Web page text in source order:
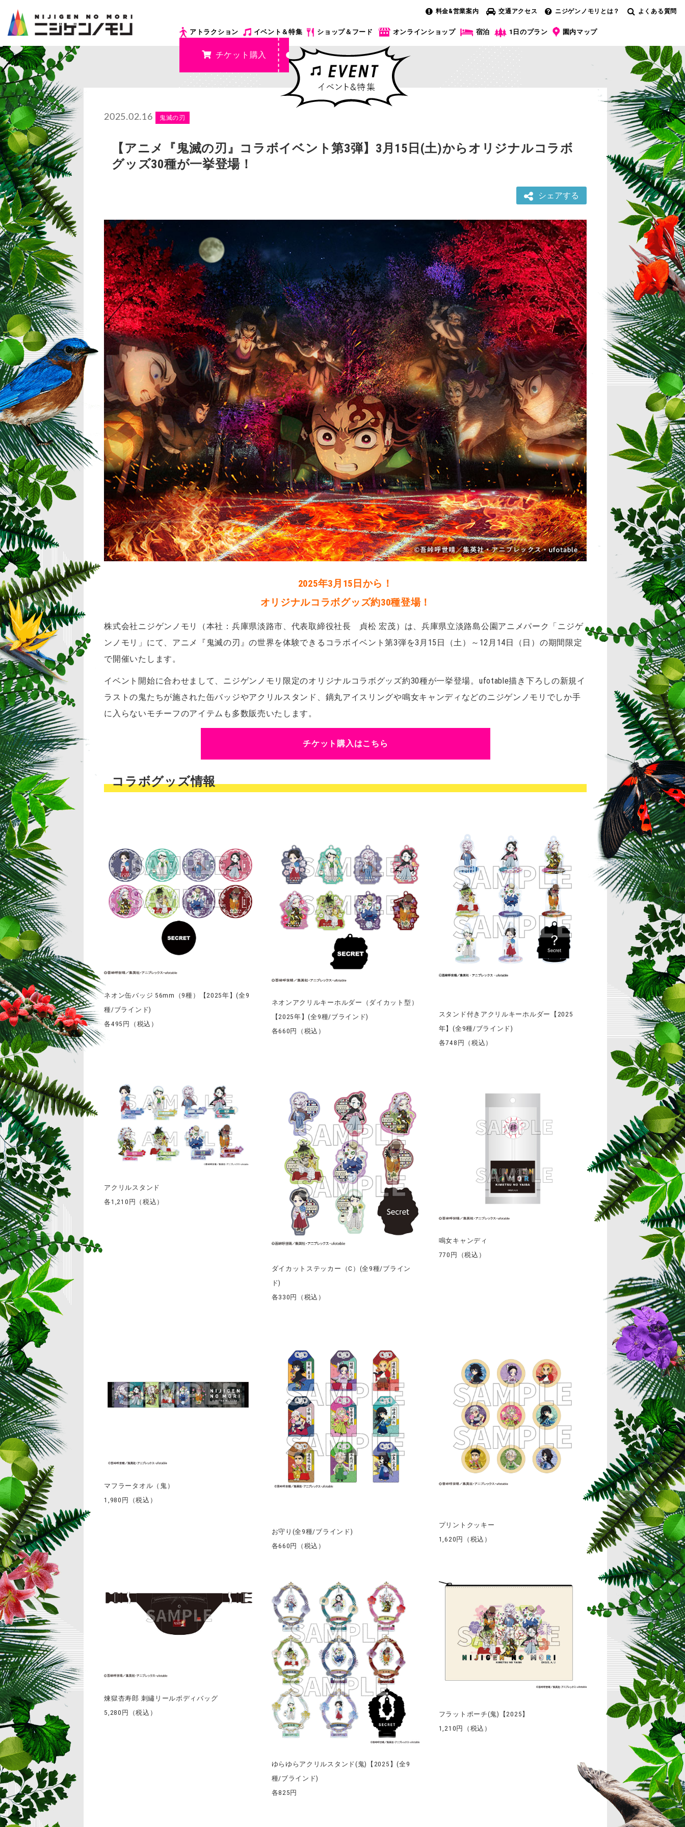
料金&営業案内 交通アクセス ニジゲンノモリとは？ よくある質問
アトラクション イベント＆特集 ショップ＆フード オンラインショップ 宿泊 1日のプラン 園内マップ
チケット購入
2025.02.16 鬼滅の刃
【アニメ『鬼滅の刃』コラボイベント第3弾】3月15日(土)からオリジナルコラボ
グッズ30種が一挙登場！
シェアする
2025年3月15日から！
オリジナルコラボグッズ約30種登場！
株式会社ニジゲンノモリ（本社：兵庫県淡路市、代表取締役社長 貞松 宏茂）は、兵庫県立淡路島公園アニメパーク「ニジゲ
ンノモリ」にて、アニメ『鬼滅の刃』の世界を体験できるコラボイベント第3弾を3月15日（土）～12月14日（日）の期間限定
で開催いたします。
イベント開始に合わせまして、ニジゲンノモリ限定のオリジナルコラボグッズ約30種が一挙登場。ufotable描き下ろしの新規イ
ラストの鬼たちが施された缶バッジやアクリルスタンド、鏑丸アイスリングや鳴女キャンディなどのニジゲンノモリでしか手
に入らないモチーフのアイテムも多数販売いたします。
チケット購入はこちら
コラボグッズ情報
ネオン缶バッジ 56mm（9種）【2025年】(全9
種/ブラインド)
各495円（税込）
ネオンアクリルキーホルダー（ダイカット型）
【2025年】(全9種/ブラインド)
各660円（税込）
スタンド付きアクリルキーホルダー【2025
年】(全9種/ブラインド)
各748円（税込）
アクリルスタンド
各1,210円（税込）
ダイカットステッカー（C）(全9種/ブライン
ド)
各330円（税込）
鳴女キャンディ
770円（税込）
マフラータオル（鬼）
1,980円（税込）
お守り​(全9種/ブラインド)
各660円（税込）
プリントクッキー
1,620円（税込）
煉獄杏寿郎 刺繡リールボディバッグ
5,280円（税込）
ゆらゆらアクリルスタンド(鬼)【2025】(全9
種/ブラインド)
各825円
フラットポーチ(鬼)【2025】
1,210円（税込）